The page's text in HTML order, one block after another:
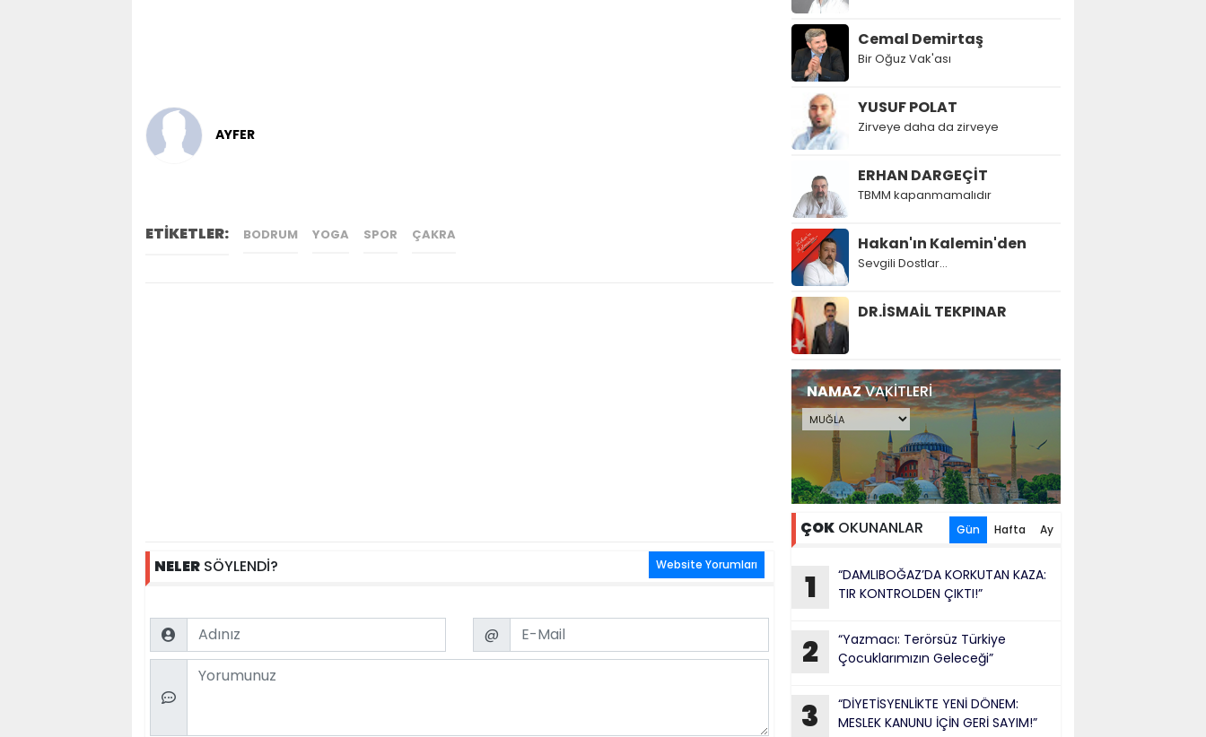
AYFER
ETİKETLER: BODRUM YOGA SPOR ÇAKRA
NELER SÖYLENDİ? Website Yorumları
Name Email
@
Comment
Cemal Demirtaş
Bir Oğuz Vak'ası
YUSUF POLAT
Zirveye daha da zirveye
ERHAN DARGEÇİT
TBMM kapanmamalıdır
Hakan'ın Kalemin'den
Sevgili Dostlar...
DR.İSMAİL TEKPINAR
NAMAZVAKİTLERİ
ÇOK OKUNANLAR Gün Hafta Ay
1
“DAMLIBOĞAZ’DA KORKUTAN KAZA:
TIR KONTROLDEN ÇIKTI!”
2
“Yazmacı: Terörsüz Türkiye
Çocuklarımızın Geleceği”
3
“DİYETİSYENLİKTE YENİ DÖNEM:
MESLEK KANUNU İÇİN GERİ SAYIM!”